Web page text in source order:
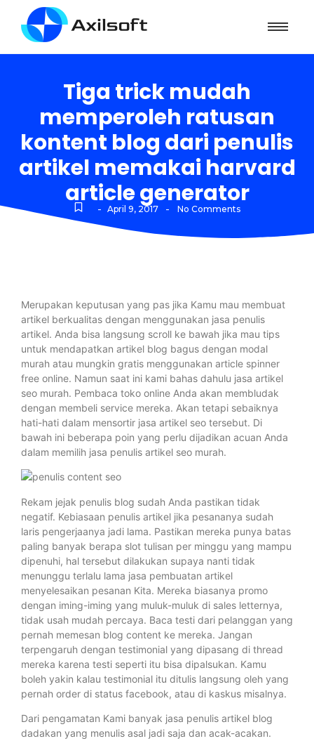
Tiga trick mudah
memperoleh ratusan
kontent blog dari penulis
artikel memakai harvard
article generator
- April 9, 2017 - No Comments
Merupakan keputusan yang pas jika Kamu mau membuat
artikel berkualitas dengan menggunakan jasa penulis
artikel. Anda bisa langsung scroll ke bawah jika mau tips
untuk mendapatkan artikel blog bagus dengan modal
murah atau mungkin gratis menggunakan article spinner
free online. Namun saat ini kami bahas dahulu jasa artikel
seo murah. Pembaca toko online Anda akan membludak
dengan membeli service mereka. Akan tetapi sebaiknya
hati-hati dalam mensortir jasa artikel seo tersebut. Di
bawah ini beberapa poin yang perlu dijadikan acuan Anda
dalam memilih jasa penulis artikel seo murah.
Rekam jejak penulis blog sudah Anda pastikan tidak
negatif. Kebiasaan penulis artikel jika pesananya sudah
laris pengerjaanya jadi lama. Pastikan mereka punya batas
paling banyak berapa slot tulisan per minggu yang mampu
dipenuhi, hal tersebut dilakukan supaya nanti tidak
menunggu terlalu lama jasa pembuatan artikel
menyelesaikan pesanan Kita. Mereka biasanya promo
dengan iming-iming yang muluk-muluk di sales letternya,
tidak usah mudah percaya. Baca testi dari pelanggan yang
pernah memesan blog content ke mereka. Jangan
terpengaruh dengan testimonial yang dipasang di thread
mereka karena testi seperti itu bisa dipalsukan. Kamu
boleh yakin kalau testimonial itu ditulis langsung oleh yang
pernah order di status facebook, atau di kaskus misalnya.
Dari pengamatan Kami banyak jasa penulis artikel blog
dadakan yang menulis asal jadi saja dan acak-acakan.